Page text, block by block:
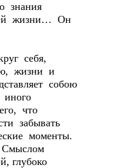
знания
жизни… Он
себя,
жизни и
собою
иного
что
забывать
моменты.
глубоко